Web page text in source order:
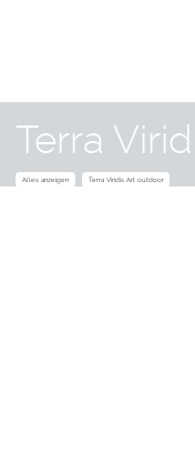
Terra
Alles anzeigen Terra Viridis Art outdoor